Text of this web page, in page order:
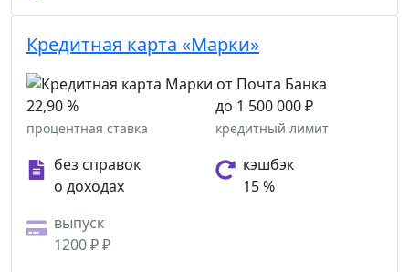
Кредитная карта «Марки»
22,90 %
процентная ставка
до 1 500 000 ₽
кредитный лимит
без справок
о доходах
кэшбэк
15 %
выпуск
1200 ₽ ₽